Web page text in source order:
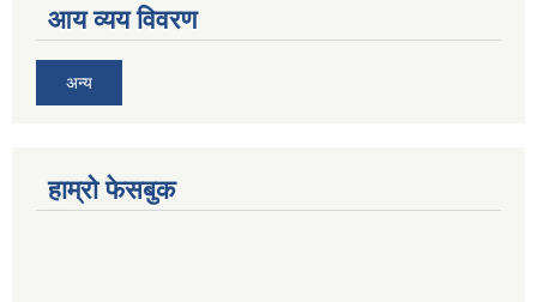
आय व्यय विवरण
अन्य
हाम्रो फेसबुक